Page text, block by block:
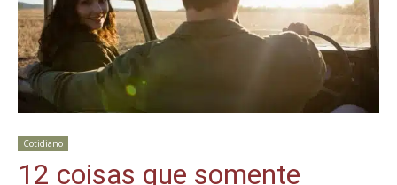
Cotidiano
12 coisas que somente